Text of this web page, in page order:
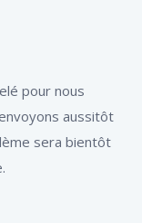
pour nous
aussitôt
sera bientôt